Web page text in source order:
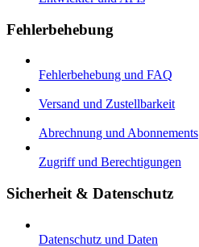
Fehlerbehebung
Fehlerbehebung und FAQ
Versand und Zustellbarkeit
Abrechnung und Abonnements
Zugriff und Berechtigungen
Sicherheit & Datenschutz
Datenschutz und Daten